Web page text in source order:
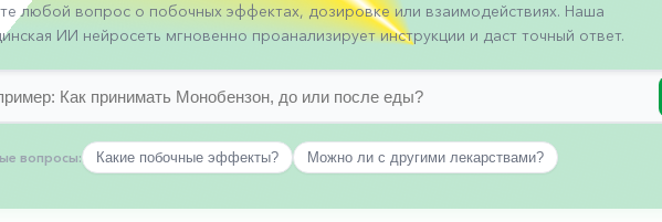
любой вопрос о побочных эффектах, дозировке или взаимодействиях. Наша
ИИ нейросеть мгновенно проанализирует инструкции и даст точный ответ.
вопросы: Какие побочные эффекты? Можно ли с другими лекарствами?